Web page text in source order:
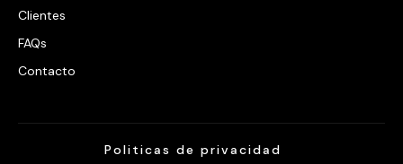
Clientes
FAQs
Contacto
Politicas de privacidad